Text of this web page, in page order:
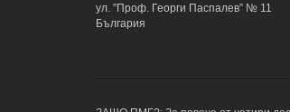
ул. ”Проф. Георги Паспалев” № 11
България